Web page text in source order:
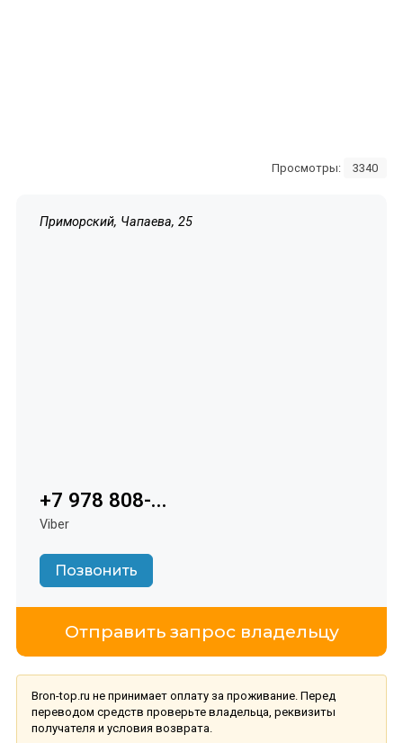
Просмотры: 3340
Приморский, Чапаева, 25
+7 978 808-...
Viber
Позвонить
Отправить запрос владельцу
Bron-top.ru не принимает оплату за проживание. Перед
переводом средств проверьте владельца, реквизиты
получателя и условия возврата.